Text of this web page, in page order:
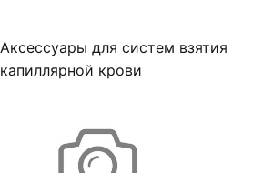
Аксессуары для систем взятия
капиллярной крови